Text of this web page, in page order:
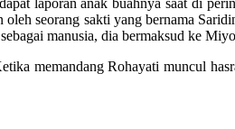
seorang sakti yang bernama
manusia, dia bermaksud ke
memandang Rohayati muncul